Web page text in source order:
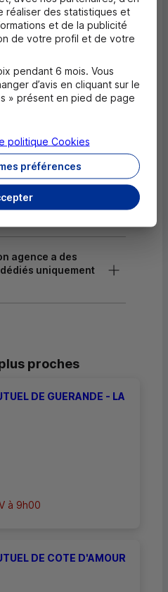
EUR
visuels
nécessaires à
pour un majeur ?
agence a des
uniquement
proches
DE GUERANDE - LA
à 9h00
DE COTE D'AMOUR
réaliser des statistiques et
et de la publicité
de votre profil et de votre
pendant 6 mois. Vous
d’avis en cliquant sur le
» présent en pied de page
préférences
politique Cookies